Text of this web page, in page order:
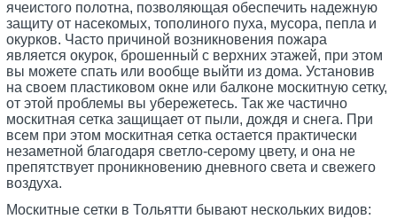
ячеистого полотна, позволяющая обеспечить надежную
защиту от насекомых, тополиного пуха, мусора, пепла и
окурков. Часто причиной возникновения пожара
является окурок, брошенный с верхних этажей, при этом
вы можете спать или вообще выйти из дома. Установив
на своем пластиковом окне или балконе москитную сетку,
от этой проблемы вы убережетесь. Так же частично
москитная сетка защищает от пыли, дождя и снега. При
всем при этом москитная сетка остается практически
незаметной благодаря светло-серому цвету, и она не
препятствует проникновению дневного света и свежего
воздуха.
Москитные сетки в Тольятти бывают нескольких видов: